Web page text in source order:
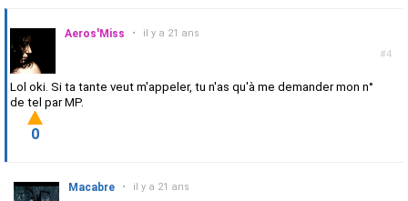
#4
Aeros'Miss • il y a 21 ans
Lol oki. Si ta tante veut m'appeler, tu n'as qu'à me demander mon n°
de tel par MP.
0
Macabre • il y a 21 ans